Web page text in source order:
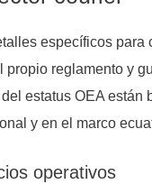
específicos para
propio reglamento y
estatus OEA están
y en el marco
operativos